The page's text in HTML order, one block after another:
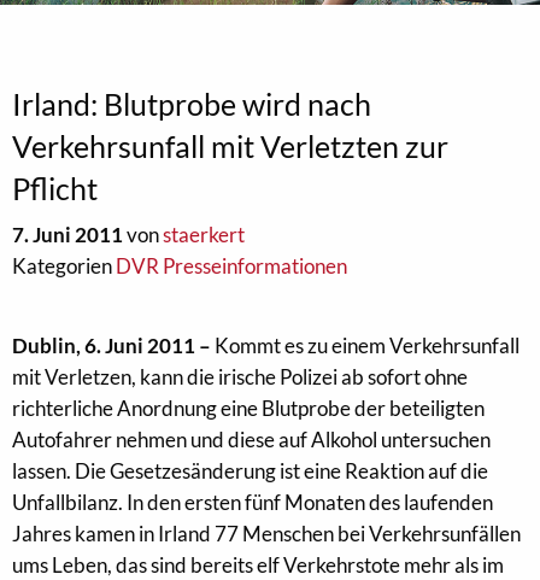
Irland: Blutprobe wird nach
Verkehrsunfall mit Verletzten zur
Pflicht
7. Juni 2011vonstaerkert
KategorienDVR Presseinformationen
Dublin, 6. Juni 2011 – Kommt es zu einem Verkehrsunfall
mit Verletzen, kann die irische Polizei ab sofort ohne
richterliche Anordnung eine Blutprobe der beteiligten
Autofahrer nehmen und diese auf Alkohol untersuchen
lassen. Die Gesetzesänderung ist eine Reaktion auf die
Unfallbilanz. In den ersten fünf Monaten des laufenden
Jahres kamen in Irland 77 Menschen bei Verkehrsunfällen
ums Leben, das sind bereits elf Verkehrstote mehr als im